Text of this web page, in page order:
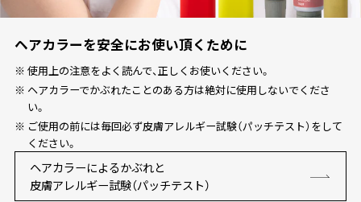
オイルインヘアマニキュア
オンラインショップ限定商品
商品比較表
おすすめアイテム診断
ヘアカラーを安全にお使い頂くために
使用上の注意をよく読んで、正しくお使いください。
ヘアカラーでかぶれたことのある方は絶対に使用しないでくださ
い。
ご使用の前には毎回必ず皮膚アレルギー試験（パッチテスト）をして
ください。
ヘアカラーによるかぶれと
皮膚アレルギー試験（パッチテスト）